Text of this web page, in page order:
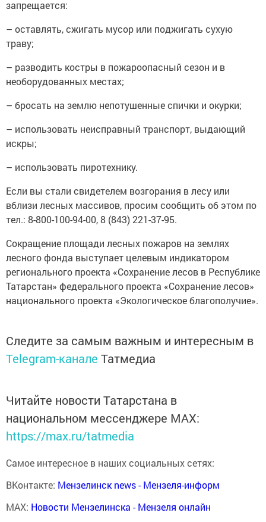
запрещается:
– оставлять, сжигать мусор или поджигать сухую
траву;
– разводить костры в пожароопасный сезон и в
необорудованных местах;
– бросать на землю непотушенные спички и окурки;
– использовать неисправный транспорт, выдающий
искры;
– использовать пиротехнику.
Если вы стали свидетелем возгорания в лесу или
вблизи лесных массивов, просим сообщить об этом по
тел.: 8-800-100-94-00, 8 (843) 221-37-95.
Сокращение площади лесных пожаров на землях
лесного фонда выступает целевым индикатором
регионального проекта «Сохранение лесов в Республике
Татарстан» федерального проекта «Сохранение лесов»
национального проекта «Экологическое благополучие».
Следите за самым важным и интересным в
Telegram-канале Татмедиа
Читайте новости Татарстана в
национальном мессенджере MАХ:
https://max.ru/tatmedia
Самое интересное в наших социальных сетях:
ВКонтакте: Мензелинск news - Мензеля-информ
MAX: Новости Мензелинска - Мензеля онлайн